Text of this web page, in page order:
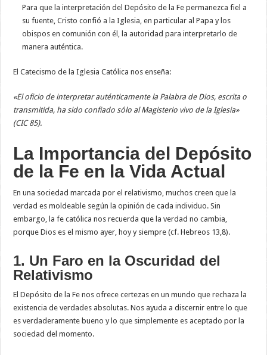
Para que la interpretación del Depósito de la Fe permanezca fiel a
su fuente, Cristo confió a la Iglesia, en particular al Papa y los
obispos en comunión con él, la autoridad para interpretarlo de
manera auténtica.
El Catecismo de la Iglesia Católica nos enseña:
«El oficio de interpretar auténticamente la Palabra de Dios, escrita o
transmitida, ha sido confiado sólo al Magisterio vivo de la Iglesia»
(CIC 85).
La Importancia del Depósito
de la Fe en la Vida Actual
En una sociedad marcada por el relativismo, muchos creen que la
verdad es moldeable según la opinión de cada individuo. Sin
embargo, la fe católica nos recuerda que la verdad no cambia,
porque Dios es el mismo ayer, hoy y siempre (cf. Hebreos 13,8).
1. Un Faro en la Oscuridad del
Relativismo
El Depósito de la Fe nos ofrece certezas en un mundo que rechaza la
existencia de verdades absolutas. Nos ayuda a discernir entre lo que
es verdaderamente bueno y lo que simplemente es aceptado por la
sociedad del momento.